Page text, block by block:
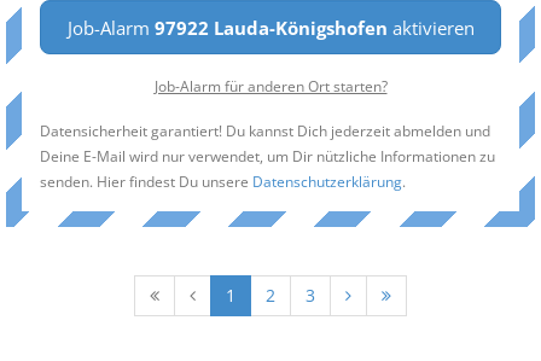
Job-Alarm 97922 Lauda-Königshofen aktivieren
Job-Alarm für anderen Ort starten?
Datensicherheit garantiert! Du kannst Dich jederzeit abmelden und
Deine E-Mail wird nur verwendet, um Dir nützliche Informationen zu
senden. Hier findest Du unsere Datenschutzerklärung.
1 2 3